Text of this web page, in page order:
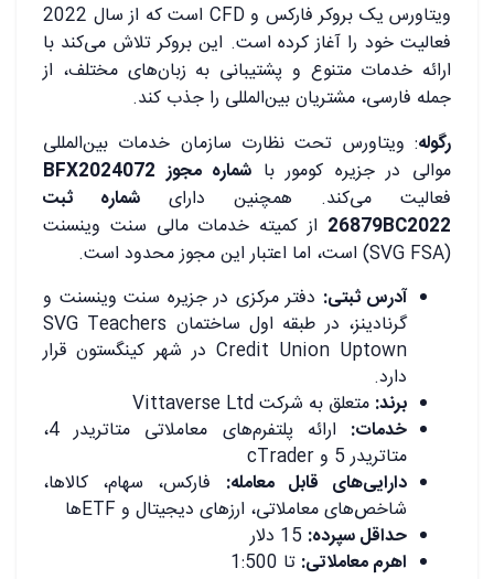
ویتاورس یک بروکر فارکس و CFD است که از سال 2022
فعالیت خود را آغاز کرده است. این بروکر تلاش می‌کند با
ارائه خدمات متنوع و پشتیبانی به زبان‌های مختلف، از
جمله فارسی، مشتریان بین‌المللی را جذب کند.
رگوله: ویتاورس تحت نظارت سازمان خدمات بین‌المللی
موالی در جزیره کومور با شماره مجوز BFX2024072
فعالیت می‌کند. همچنین دارای شماره ثبت
26879BC2022 از کمیته خدمات مالی سنت وینسنت
(SVG FSA) است، اما اعتبار این مجوز محدود است.
آدرس ثبتی: دفتر مرکزی در جزیره سنت وینسنت و
گرنادینز، در طبقه اول ساختمان SVG Teachers
Credit Union Uptown در شهر کینگستون قرار
دارد.
برند: متعلق به شرکت Vittaverse Ltd
خدمات:
ارائه پلتفرم‌های معاملاتی متاتریدر 4،
متاتریدر 5 و cTrader
دارایی‌های قابل معامله: فارکس، سهام، کالاها،
شاخص‌های معاملاتی، ارزهای دیجیتال و ETFها
حداقل سپرده:
اهرم معاملاتی: تا 1:500